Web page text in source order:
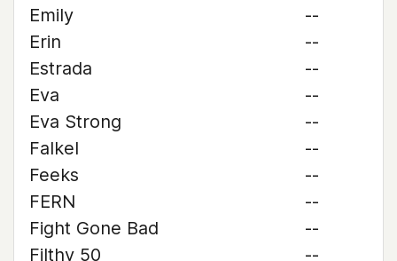
Emily
--
Erin
--
Estrada
--
Eva
--
Eva Strong
--
Falkel
--
Feeks
--
FERN
--
Fight Gone Bad
--
Filthy 50
--